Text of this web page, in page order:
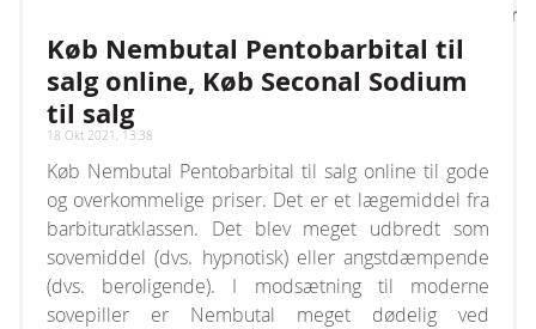
[ROOT]/vendor/twig/twig/lib/Twig/Extension/
on line1236:count(): Parameter must be an
array or an object that implements Countable
Køb Nembutal Pentobarbital til
salg online, Køb Seconal Sodium
til salg
18 Okt 2021, 13:38
Køb Nembutal Pentobarbital til salg online til gode
og overkommelige priser. Det er et lægemiddel fra
barbituratklassen. Det blev meget udbredt som
sovemiddel (dvs. hypnotisk) eller angstdæmpende
(dvs. beroligende). I modsætning til moderne
sovepiller er Nembutal meget dødelig ved